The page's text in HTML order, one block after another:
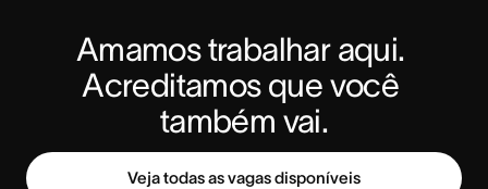
Amamos trabalhar aqui.
Acreditamos que você
também vai.
Veja todas as vagas disponíveis